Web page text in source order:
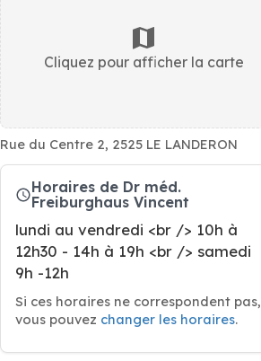
Cliquez pour afficher la carte
Rue du Centre 2, 2525 LE LANDERON
Horaires de Dr méd.
Freiburghaus Vincent
lundi au vendredi <br /> 10h à
12h30 - 14h à 19h <br /> samedi
9h -12h
Si ces horaires ne correspondent pas,
vous pouvez changer les horaires.